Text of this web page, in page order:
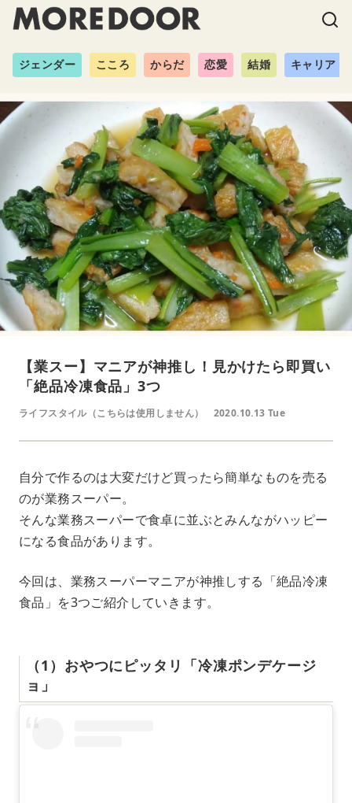
ジェンダー こころ からだ 恋愛 結婚 キャリア
【業スー】マニアが神推し！見かけたら即買い
「絶品冷凍食品」3つ
ライフスタイル（こちらは使用しません） 2020.10.13 Tue
自分で作るのは大変だけど買ったら簡単なものを売る
のが業務スーパー。
そんな業務スーパーで食卓に並ぶとみんながハッピー
になる食品があります。
今回は、業務スーパーマニアが神推しする「絶品冷凍
食品」を3つご紹介していきます。
（1）おやつにピッタリ「冷凍ポンデケージ
ョ」